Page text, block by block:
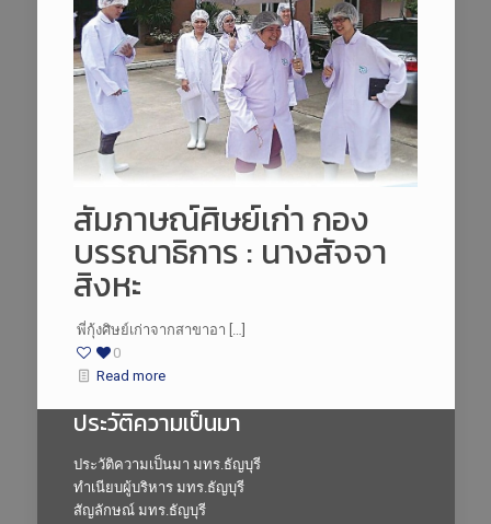
สัมภาษณ์ศิษย์เก่า กอง
บรรณาธิการ : นางสัจจา
สิงหะ
พี่กุ้งศิษย์เก่าจากสาขาอา […]
0
Read more
ประวัติความเป็นมา
ประวัติความเป็นมา มทร.ธัญบุรี
ทำเนียบผู้บริหาร มทร.ธัญบุรี
สัญลักษณ์ มทร.ธัญบุรี